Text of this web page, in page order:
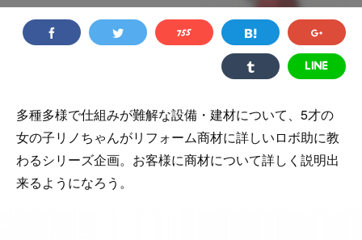
多種多様で仕組みが難解な設備・建材について、5才の
女の子リノちゃんがリフォーム商材に詳しいロボ助に教
わるシリーズ企画。お客様に商材について詳しく説明出
来るようになろう。